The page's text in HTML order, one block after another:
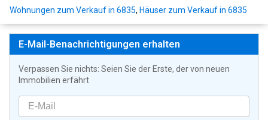
Wohnungen zum Verkauf in 6835, Häuser zum Verkauf in 6835
E-Mail-Benachrichtigungen erhalten
Verpassen Sie nichts: Seien Sie der Erste, der von neuen
Immobilien erfährt